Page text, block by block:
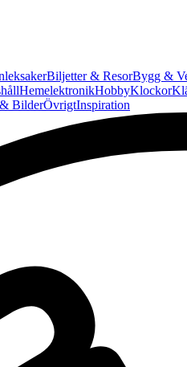
Biljetter & ResorBygg &
HemelektronikHobbyKlockor
BilderÖvrigtInspiration